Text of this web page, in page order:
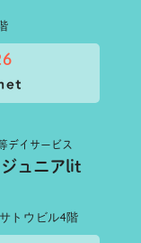
デイサービス
ュニアlit
トウビル4階